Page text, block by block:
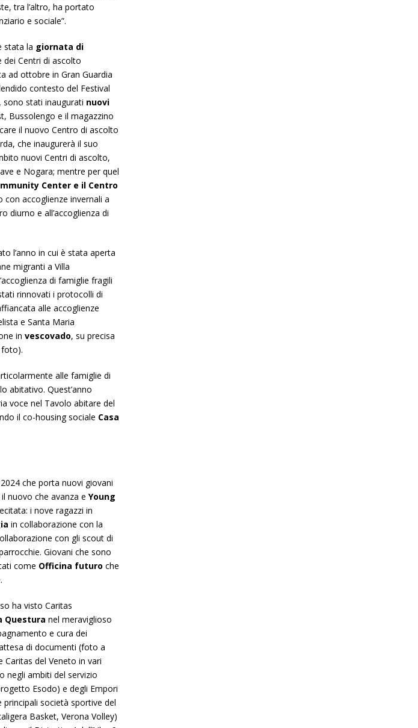
tra l’altro, ha portato
e sociale”.
stata la giornata di
dei Centri di ascolto
ad ottobre in Gran Guardia
contesto del Festival
sono stati inaugurati nuovi
Bussolengo e il magazzino
il nuovo Centro di ascolto
che inaugurerà il suo
nuovi Centri di ascolto,
e Nogara; mentre per quel
Center e il Centro
con accoglienze invernali a
diurno e all’accoglienza di
l’anno in cui è stata aperta
migranti a Villa
di famiglie fragili
rinnovati i protocolli di
alle accoglienze
e Santa Maria
in vescovado, su precisa
alle famiglie di
abitativo. Quest’anno
voce nel Tavolo abitare del
il co-housing sociale Casa
che porta nuovi giovani
nuovo che avanza e Young
i nove ragazzi in
in collaborazione con la
con gli scout di
Giovani che sono
come Officina futuro che
ha visto Caritas
Questura nel meraviglioso
e cura dei
di documenti (foto a
Caritas del Veneto in vari
negli ambiti del servizio
Esodo) e degli Empori
principali società sportive del
Basket, Verona Volley)